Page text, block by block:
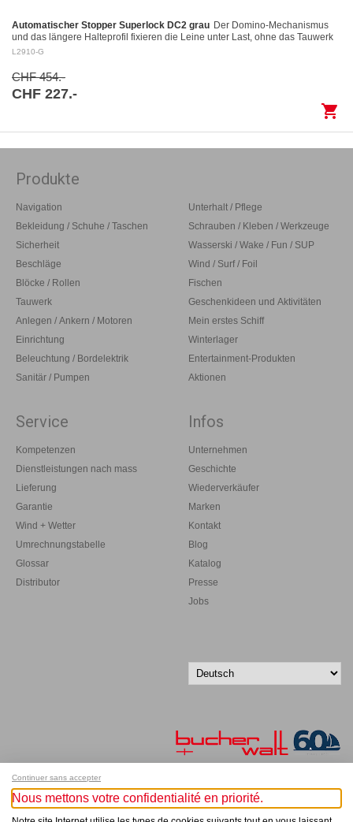
Automatischer Stopper Superlock DC2 grau Der Domino-Mechanismus
und das längere Halteprofil fixieren die Leine unter Last, ohne das Tauwerk
aufzuscheuern Kontrolliertes Fieren: Das…
L2910-G
CHF 454.-
CHF 227.-
shopping_cart
Produkte
Navigation
Bekleidung / Schuhe / Taschen
Sicherheit
Beschläge
Blöcke / Rollen
Tauwerk
Anlegen / Ankern / Motoren
Einrichtung
Beleuchtung / Bordelektrik
Sanitär / Pumpen
Unterhalt / Pflege
Schrauben / Kleben / Werkzeuge
Wasserski / Wake / Fun / SUP
Wind / Surf / Foil
Fischen
Geschenkideen und Aktivitäten
Mein erstes Schiff
Winterlager
Entertainment-Produkten
Aktionen
Service
Kompetenzen
Dienstleistungen nach mass
Lieferung
Garantie
Wind + Wetter
Umrechnungstabelle
Glossar
Distributor
Infos
Unternehmen
Geschichte
Wiederverkäufer
Marken
Kontakt
Blog
Katalog
Presse
Jobs
Melde dich für unseren Newsletter an!
Continuer sans accepter
Nous mettons votre confidentialité en priorité.